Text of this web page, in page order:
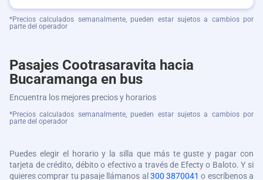
*Precios calculados semanalmente, pueden estar sujetos a cambios por
parte del operador
Pasajes Cootrasaravita hacia
Bucaramanga en bus
Encuentra los mejores precios y horarios
*Precios calculados semanalmente, pueden estar sujetos a cambios por
parte del operador
Puedes elegir el horario y la silla que más te guste y pagar con
tarjeta de crédito, débito o efectivo a través de Efecty o Baloto. Y si
quieres comprar tu pasaje llámanos al 300 3870041 o escríbenos a